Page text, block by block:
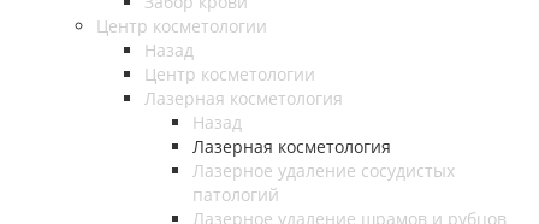
Центр косметологии
Назад
Центр косметологии
Лазерная косметология
Назад
Лазерная косметология
Лазерное удаление сосудистых
патологий
Лазерное удаление шрамов и рубцов